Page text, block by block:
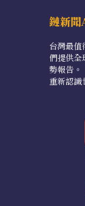
鏈新
台灣最
們提供全
勢報告。
重新認識